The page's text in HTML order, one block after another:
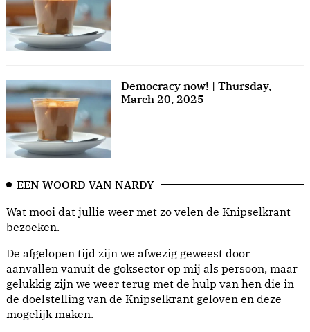
Democracy now! | Thursday,
March 20, 2025
EEN WOORD VAN NARDY
Wat mooi dat jullie weer met zo velen de Knipselkrant
bezoeken.
De afgelopen tijd zijn we afwezig geweest door
aanvallen vanuit de goksector op mij als persoon, maar
gelukkig zijn we weer terug met de hulp van hen die in
de doelstelling van de Knipselkrant geloven en deze
mogelijk maken.